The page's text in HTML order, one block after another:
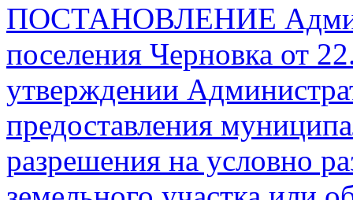
ПОСТАНОВЛЕНИЕ
поселения Черновка от
утверждении
предоставления
разрешения на условно